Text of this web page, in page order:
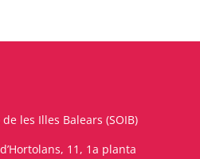
les Illes Balears (SOIB)
11, 1a planta